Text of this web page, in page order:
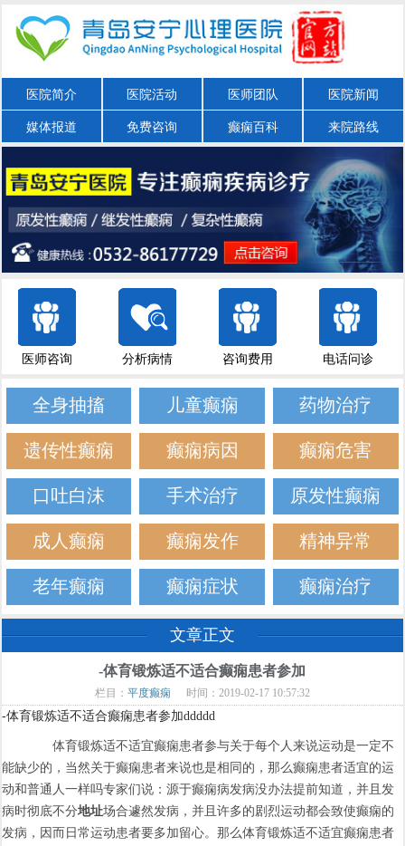
医院简介 医院活动 医师团队 医院新闻
媒体报道 免费咨询 癫痫百科 来院路线
医师咨询 分析病情 咨询费用 电话问诊
全身抽搐 儿童癫痫 药物治疗
遗传性癫痫 癫痫病因 癫痫危害
口吐白沫 手术治疗 原发性癫痫
成人癫痫 癫痫发作 精神异常
老年癫痫 癫痫症状 癫痫治疗
文章正文
-体育锻炼适不适合癫痫患者参加
栏目： 平度癫痫 时间：2019-02-17 10:57:32
-体育锻炼适不适合癫痫患者参加ddddd
体育锻炼适不适宜癫痫患者参与关于每个人来说运动是一定不
能缺少的，当然关于癫痫患者来说也是相同的，那么癫痫患者适宜的运
动和普通人一样吗专家们说：源于癫痫病发病没办法提前知道，并且发
病时彻底不分地址场合遽然发病，并且许多的剧烈运动都会致使癫痫的
发病，因而日常运动患者要多加留心。那么体育锻炼适不适宜癫痫患者